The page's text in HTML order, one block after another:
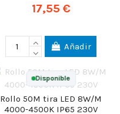
17,55 €
Añadir
Disponible
Rollo 50M tira LED 8W/M
4000-4500K IP65 230V